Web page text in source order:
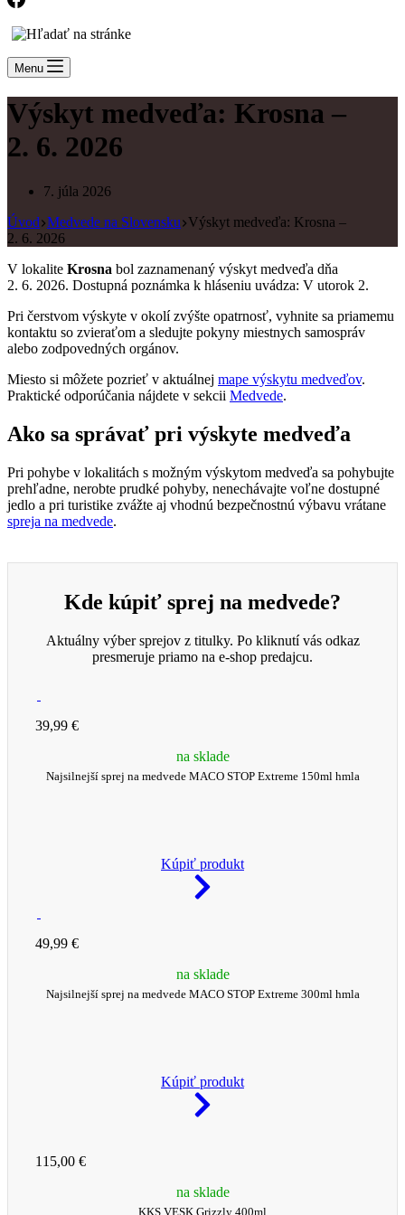
Menu
Výskyt medveďa: Krosna –
2. 6. 2026
7. júla 2026
Úvod Medvede na Slovensku Výskyt medveďa: Krosna –
2. 6. 2026
V lokalite Krosna bol zaznamenaný výskyt medveďa dňa
2. 6. 2026. Dostupná poznámka k hláseniu uvádza: V utorok 2.
Pri čerstvom výskyte v okolí zvýšte opatrnosť, vyhnite sa priamemu
kontaktu so zvieraťom a sledujte pokyny miestnych samospráv
alebo zodpovedných orgánov.
Miesto si môžete pozrieť v aktuálnej mape výskytu medveďov.
Praktické odporúčania nájdete v sekcii Medvede.
Ako sa správať pri výskyte medveďa
Pri pohybe v lokalitách s možným výskytom medveďa sa pohybujte
prehľadne, nerobte prudké pohyby, nenechávajte voľne dostupné
jedlo a pri turistike zvážte aj vhodnú bezpečnostnú výbavu vrátane
spreja na medvede.
Kde kúpiť sprej na medvede?
Aktuálny výber sprejov z titulky. Po kliknutí vás odkaz
presmeruje priamo na e-shop predajcu.
39,99 €
na sklade
Najsilnejší sprej na medvede MACO STOP Extreme 150ml hmla
Kúpiť produkt
49,99 €
na sklade
Najsilnejší sprej na medvede MACO STOP Extreme 300ml hmla
Kúpiť produkt
115,00 €
na sklade
KKS VESK Grizzly 400ml